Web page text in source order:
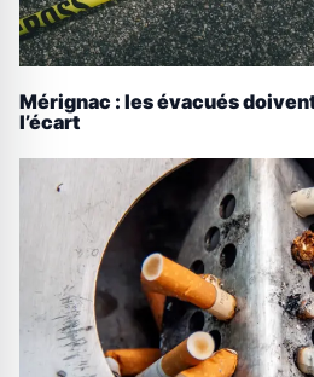
Mérignac : les évacués
l’écart